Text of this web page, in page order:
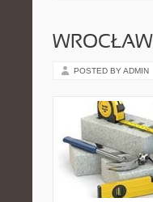
WROCŁAW
POSTED BY ADMIN